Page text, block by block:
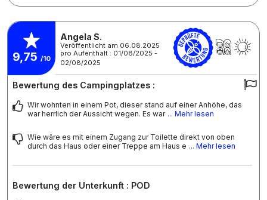
9,75 /10
Angela S.
Veröffentlicht am 06.08.2025
pro Aufenthalt : 01/08/2025 -
02/08/2025
Bewertung des Campingplatzes :
Wir wohnten in einem Pot, dieser stand auf einer Anhöhe, das
war herrlich der Aussicht wegen. Es war ... Mehr lesen
Wie wäre es mit einem Zugang zur Toilette direkt von oben
durch das Haus oder einer Treppe am Haus e ... Mehr lesen
Bewertung der Unterkunft : POD